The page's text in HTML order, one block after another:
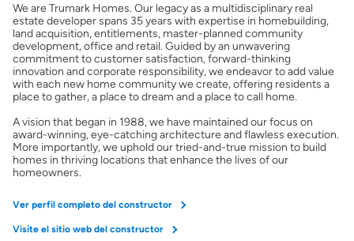
We are Trumark Homes. Our legacy as a multidisciplinary real
estate developer spans 35 years with expertise in homebuilding,
land acquisition, entitlements, master-planned community
development, office and retail. Guided by an unwavering
commitment to customer satisfaction, forward-thinking
innovation and corporate responsibility, we endeavor to add value
with each new home community we create, offering residents a
place to gather, a place to dream and a place to call home.
A vision that began in 1988, we have maintained our focus on
award-winning, eye-catching architecture and flawless execution.
More importantly, we uphold our tried-and-true mission to build
homes in thriving locations that enhance the lives of our
homeowners.
Ver perfil completo del constructor
Visite el sitio web del constructor